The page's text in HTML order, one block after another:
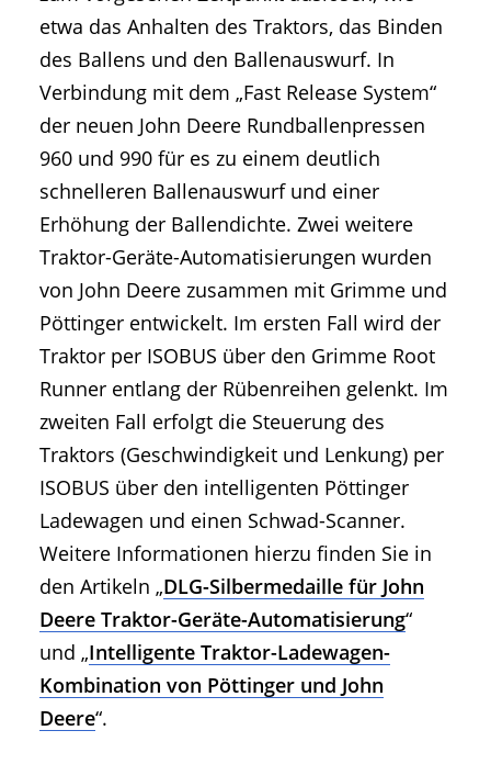
etwa das Anhalten des Traktors, das Binden
des Ballens und den Ballenauswurf. In
Verbindung mit dem „Fast Release System“
der neuen John Deere Rundballenpressen
960 und 990 für es zu einem deutlich
schnelleren Ballenauswurf und einer
Erhöhung der Ballendichte. Zwei weitere
Traktor-Geräte-Automatisierungen wurden
von John Deere zusammen mit Grimme und
Pöttinger entwickelt. Im ersten Fall wird der
Traktor per ISOBUS über den Grimme Root
Runner entlang der Rübenreihen gelenkt. Im
zweiten Fall erfolgt die Steuerung des
Traktors (Geschwindigkeit und Lenkung) per
ISOBUS über den intelligenten Pöttinger
Ladewagen und einen Schwad-Scanner.
Weitere Informationen hierzu finden Sie in
den Artikeln „DLG-Silbermedaille für John
Deere Traktor-Geräte-Automatisierung“
und „Intelligente Traktor-Ladewagen-
Kombination von Pöttinger und John
Deere“.